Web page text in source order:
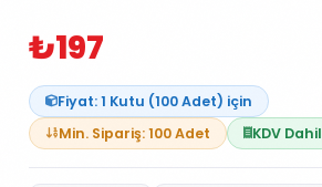
₺197
Fiyat: 1 Kutu (100 Adet) için
Min. Sipariş: 100 Adet
KDV Dahil